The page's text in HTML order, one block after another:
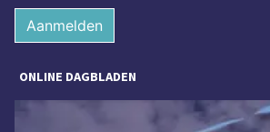
Aanmelden
ONLINE DAGBLADEN